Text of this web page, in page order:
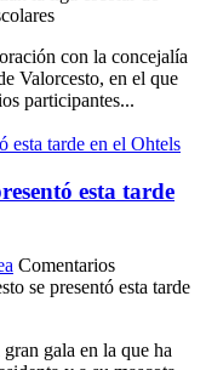
con la concejalía
Valorcesto, en el que
participantes...
esta tarde
Comentarios
se presentó esta tarde
gala en la que ha